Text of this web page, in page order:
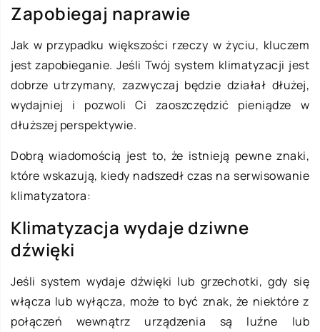
Zapobiegaj naprawie
Jak w przypadku większości rzeczy w życiu, kluczem
jest zapobieganie. Jeśli Twój system klimatyzacji jest
dobrze utrzymany, zazwyczaj będzie działał dłużej,
wydajniej i pozwoli Ci zaoszczędzić pieniądze w
dłuższej perspektywie.
Dobrą wiadomością jest to, że istnieją pewne znaki,
które wskazują, kiedy nadszedł czas na serwisowanie
klimatyzatora:
Klimatyzacja wydaje dziwne
dźwięki
Jeśli system wydaje dźwięki lub grzechotki, gdy się
włącza lub wyłącza, może to być znak, że niektóre z
połączeń wewnątrz urządzenia są luźne lub